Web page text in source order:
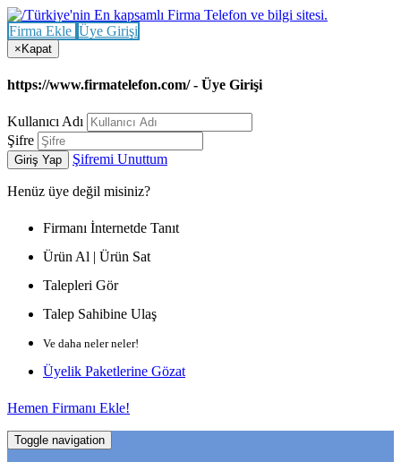
Firma Ekle Üye Girişi
× Kapat
https://www.firmatelefon.com/ - Üye Girişi
Kullanıcı Adı
Şifre
Giriş Yap Şifremi Unuttum
Henüz üye değil misiniz?
Firmanı İnternetde Tanıt
Ürün Al | Ürün Sat
Talepleri Gör
Talep Sahibine Ulaş
Ve daha neler neler!
Üyelik Paketlerine Gözat
Hemen Firmanı Ekle!
Toggle navigation